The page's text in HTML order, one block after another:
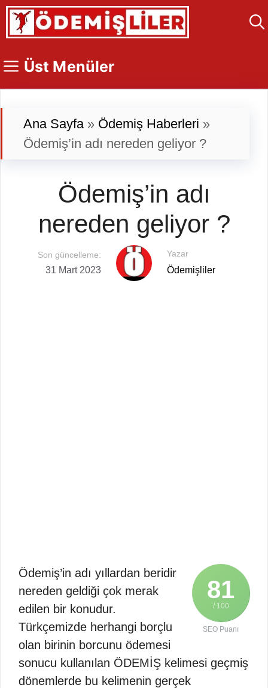
İçeriğe
atla
Üst Menüler
Ana Sayfa» Ödemiş Haberleri »
Ödemiş’in adı nereden geliyor ?
Ödemiş’in adı
nereden geliyor ?
Son güncelleme:
31 Mart 2023
Yazar
Ödemişliler
81
/ 100
SEO Puanı
Ödemiş’in adı yıllardan beridir
nereden geldiği çok merak
edilen bir konudur.
Türkçemizde herhangi borçlu
olan birinin borcunu ödemesi
sonucu kullanılan ÖDEMİŞ kelimesi geçmiş
dönemlerde bu kelimenin gerçek